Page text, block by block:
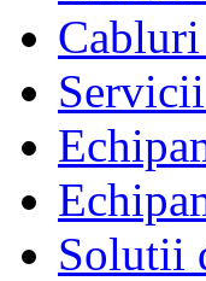
Cabluri
Solutii